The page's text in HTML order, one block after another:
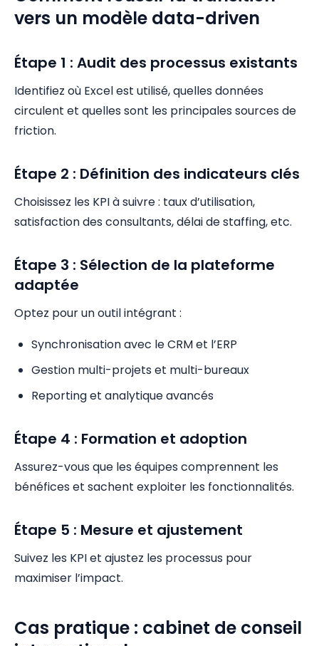
vers un modèle data-driven
Étape 1 : Audit des processus existants
Identifiez où Excel est utilisé, quelles données
circulent et quelles sont les principales sources de
friction.
Étape 2 : Définition des indicateurs clés
Choisissez les KPI à suivre : taux d’utilisation,
satisfaction des consultants, délai de staffing, etc.
Étape 3 : Sélection de la plateforme
adaptée
Optez pour un outil intégrant :
Synchronisation avec le CRM et l’ERP
Gestion multi-projets et multi-bureaux
Reporting et analytique avancés
Étape 4 : Formation et adoption
Assurez-vous que les équipes comprennent les
bénéfices et sachent exploiter les fonctionnalités.
Étape 5 : Mesure et ajustement
Suivez les KPI et ajustez les processus pour
maximiser l’impact.
Cas pratique : cabinet de conseil